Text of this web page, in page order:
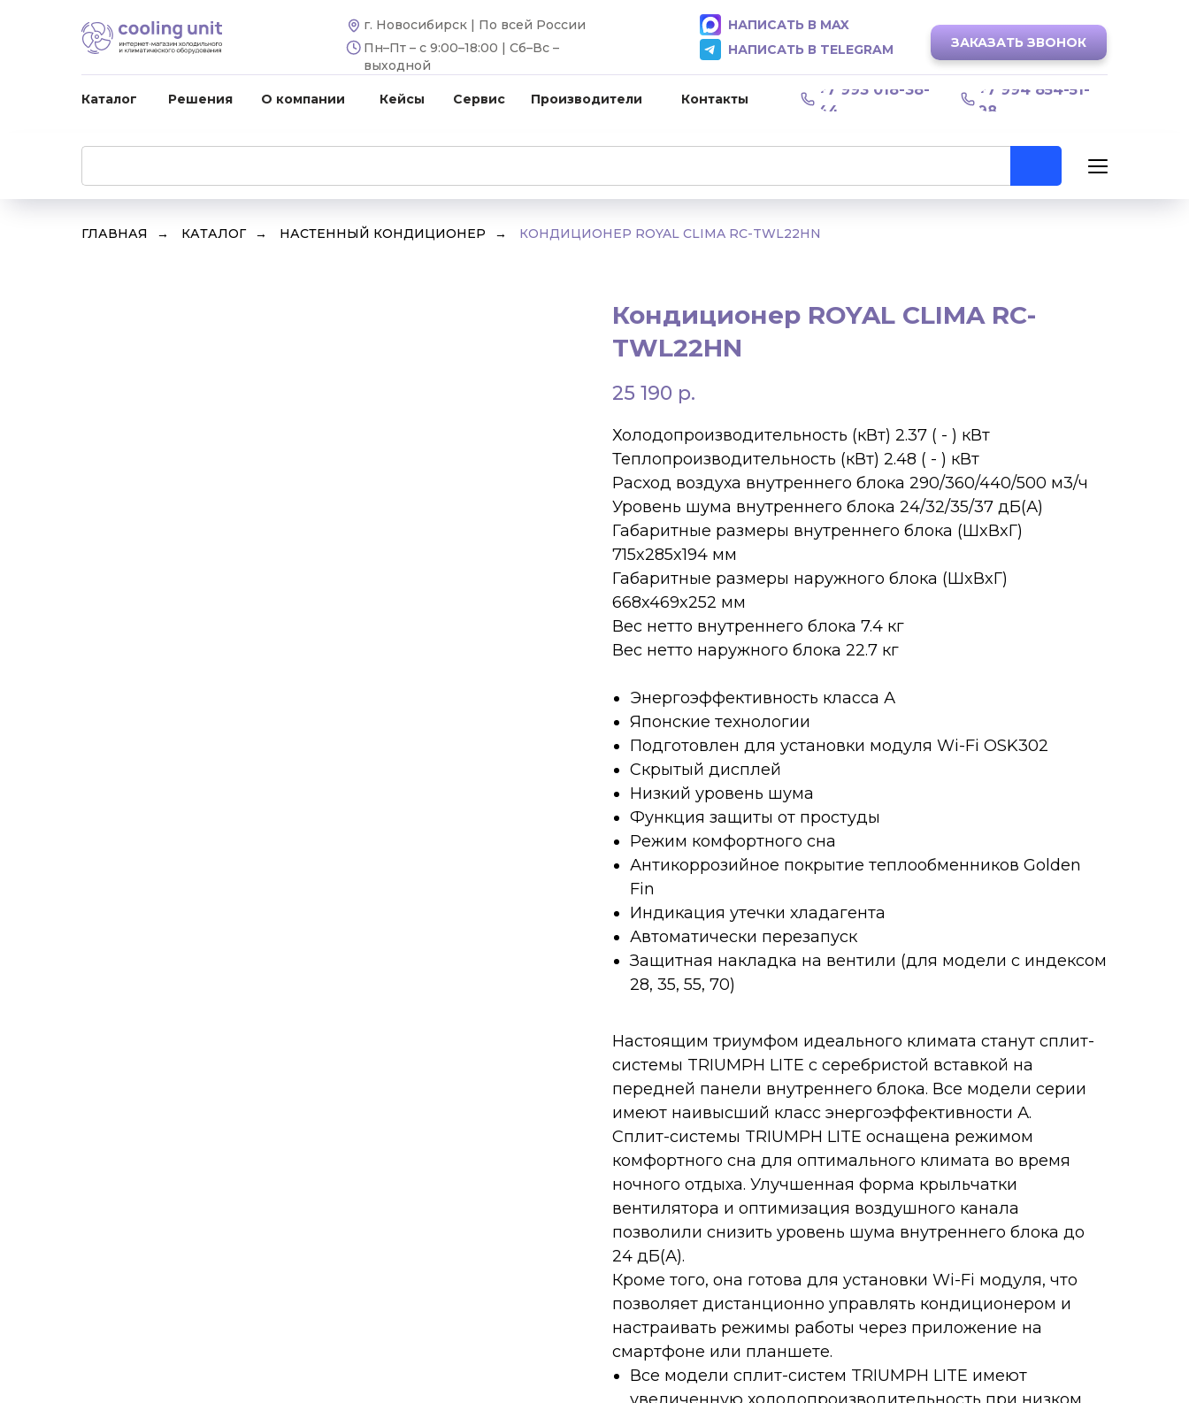
Каталог Решения О компании Кейсы Сервис Производители Контакты
+7 994 854-51-
98
+7 993 018-38-
44
ЗАКАЗАТЬ ЗВОНОК
Пн–Пт – с 9:00–18:00 | Сб–Вс –
выходной
г. Новосибирск | По всей России
НАПИСАТЬ В TELEGRAM
НАПИСАТЬ В MAX
ГЛАВНАЯ → КАТАЛОГ → НАСТЕННЫЙ КОНДИЦИОНЕР → КОНДИЦИОНЕР ROYAL CLIMA RC-TWL22HN
Кондиционер ROYAL CLIMA RC-
TWL22HN
25 190 р.
Холодопроизводительность (кВт) 2.37 ( - ) кВт
Теплопроизводительность (кВт) 2.48 ( - ) кВт
Расход воздуха внутреннего блока 290/360/440/500 м3/ч
Уровень шума внутреннего блока 24/32/35/37 дБ(А)
Габаритные размеры внутреннего блока (ШxВxГ)
715x285x194 мм
Габаритные размеры наружного блока (ШxВxГ)
668x469x252 мм
Вес нетто внутреннего блока 7.4 кг
Вес нетто наружного блока 22.7 кг
Энергоэффективность класса А
Японские технологии
Подготовлен для установки модуля Wi-Fi OSK302
Скрытый дисплей
Низкий уровень шума
Функция защиты от простуды
Режим комфортного сна
Антикоррозийное покрытие теплообменников Golden
Fin
Индикация утечки хладагента
Автоматически перезапуск
Защитная накладка на вентили (для модели с индексом
28, 35, 55, 70)
Настоящим триумфом идеального климата станут сплит-
системы TRIUMPH LITE с серебристой вставкой на
передней панели внутреннего блока. Все модели серии
имеют наивысший класс энергоэффективности А.
Сплит-системы TRIUMPH LITE оснащена режимом
комфортного сна для оптимального климата во время
ночного отдыха. Улучшенная форма крыльчатки
вентилятора и оптимизация воздушного канала
позволили снизить уровень шума внутреннего блока до
24 дБ(А).
Кроме того, она готова для установки Wi-Fi модуля, что
позволяет дистанционно управлять кондиционером и
настраивать режимы работы через приложение на
смартфоне или планшете.
Все модели сплит-систем TRIUMPH LITE имеют